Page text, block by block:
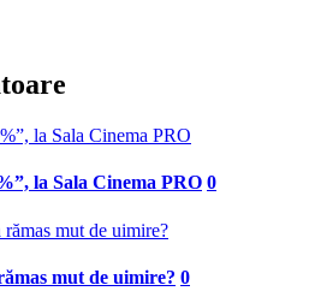
la Sala Cinema PRO 0
mut de uimire? 0